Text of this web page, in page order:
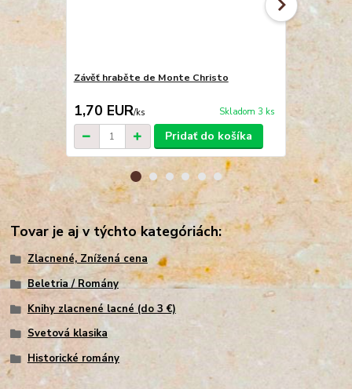
Závěť hraběte de Monte Christo
1,70 EUR/ks Skladom 3 ks
Pridať do košíka
Zaľúbený
2,00
Tovar je aj v týchto kategóriách:
Zlacnené, Znížená cena
Beletria / Romány
Knihy zlacnené lacné (do 3 €)
Svetová klasika
Historické romány